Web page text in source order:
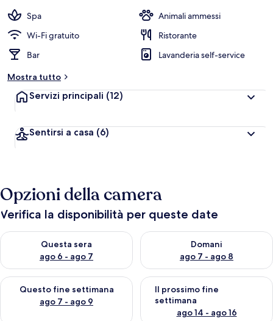
Spa
Animali ammessi
Wi-Fi gratuito
Ristorante
Bar
Lavanderia self-service
Mostra tutto
Servizi principali (12)
Sentirsi a casa (6)
Opzioni della camera
Verifica la disponibilità per queste date
Questa sera
ago 6 - ago 7
Verifica la disponibilità per questa sera, ago 6 - ago 7
Domani
ago 7 - ago 8
Verifica la disponibilità per
Questo fine settimana
ago 7 - ago 9
Verifica la disponibilità per questo fine settimana, ago 7 - ago
Il prossimo fine
settimana
ago 14 - ago 16
Verifica la disponibilità per il